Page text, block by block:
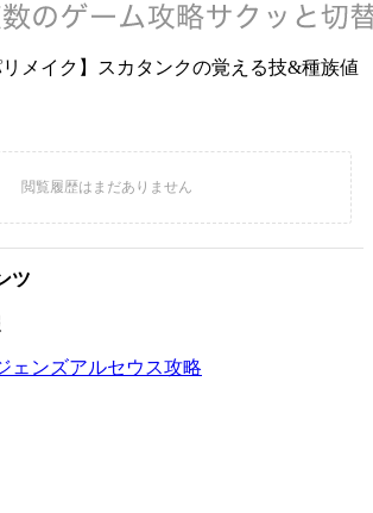
リメイク】スカタンクの覚える技&種族値
ツ
ェンズアルセウス攻略